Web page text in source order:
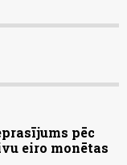
pēc
eiro monētas